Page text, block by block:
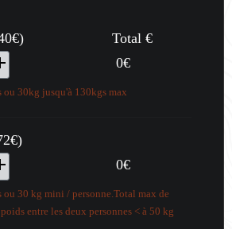
Total €
0€
ou 30kg jusqu'à 130kgs max
0€
ou 30 kg mini / personne.Total max de
entre les deux personnes < à 50 kg